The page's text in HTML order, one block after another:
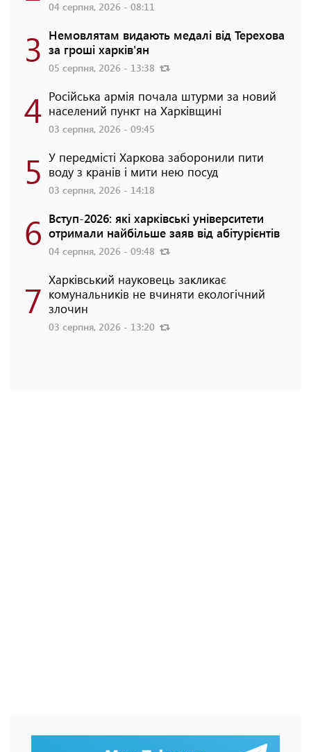
04 серпня, 2026 - 08:11
3 Немовлятам видають медалі від Терехова
за гроші харків'ян
05 серпня, 2026 - 13:38
4 Російська армія почала штурми за новий
населений пункт на Харківщині
03 серпня, 2026 - 09:45
5 У передмісті Харкова заборонили пити
воду з кранів і мити нею посуд
03 серпня, 2026 - 14:18
6 Вступ-2026: які харківські університети
отримали найбільше заяв від абітурієнтів
04 серпня, 2026 - 09:48
7 Харківський науковець закликає
комунальників не вчиняти екологічний
злочин
03 серпня, 2026 - 13:20